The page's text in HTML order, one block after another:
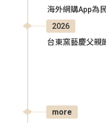
海外網購App為
2026
台東窯藝慶父親
more